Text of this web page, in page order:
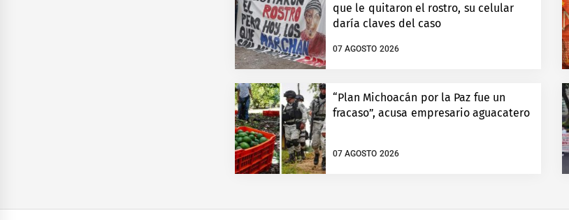
que le quitaron el rostro, su celular
daría claves del caso
07 AGOSTO 2026
“Plan Michoacán por la Paz fue un
fracaso”, acusa empresario aguacatero
07 AGOSTO 2026